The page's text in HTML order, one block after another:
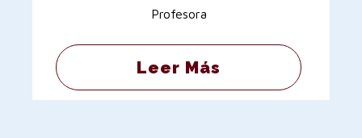
Profesora
Leer Más